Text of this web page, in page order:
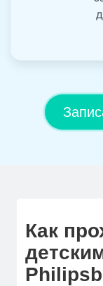
Как